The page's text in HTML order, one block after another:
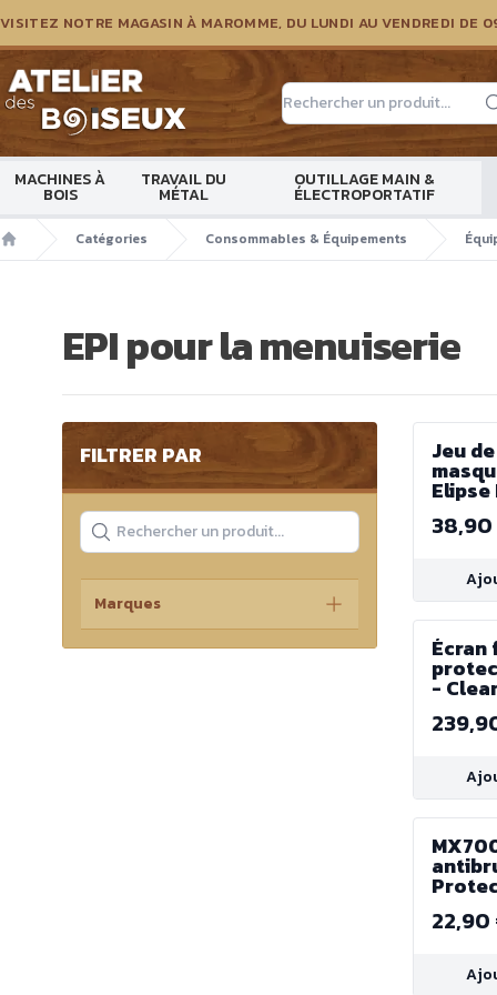
VISITEZ NOTRE MAGASIN À MAROMME, DU LUNDI AU VENDREDI DE
Atelier des boiseux
MACHINES À
BOIS
TRAVAIL DU
MÉTAL
OUTILLAGE MAIN &
ÉLECTROPORTATIF
Accueil
Catégories Consommables & Équipements
EPI pour la menuiserie
FILTRER PAR
Marques
Jeu
Elipse
38,90
Écran
-
22,90